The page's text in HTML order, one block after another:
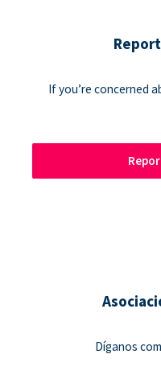
If you’re concerned
Díganos